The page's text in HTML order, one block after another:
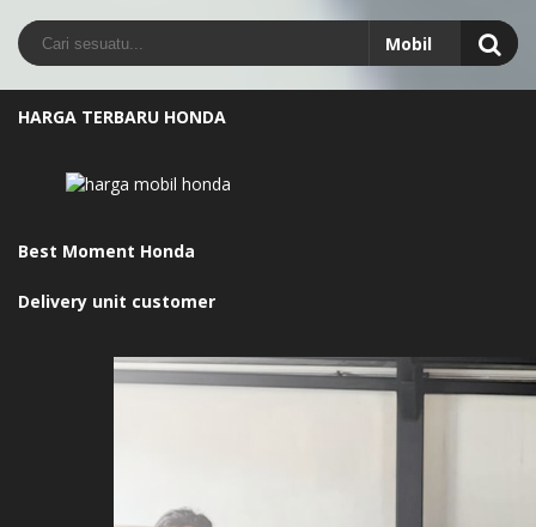
HARGA TERBARU HONDA
Best Moment Honda
Delivery unit customer